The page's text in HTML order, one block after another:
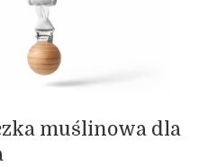
muślinowa dla